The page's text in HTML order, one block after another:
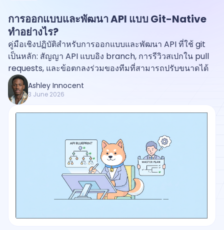
การออกแบบและพัฒนา API แบบ Git-Native
ทำอย่างไร?
คู่มือเชิงปฏิบัติสำหรับการออกแบบและพัฒนา API ที่ใช้ git
เป็นหลัก: สัญญา API แบบอิง branch, การรีวิวสเปกใน pull
requests, และข้อตกลงร่วมของทีมที่สามารถปรับขนาดได้
Ashley Innocent
3 June 2026